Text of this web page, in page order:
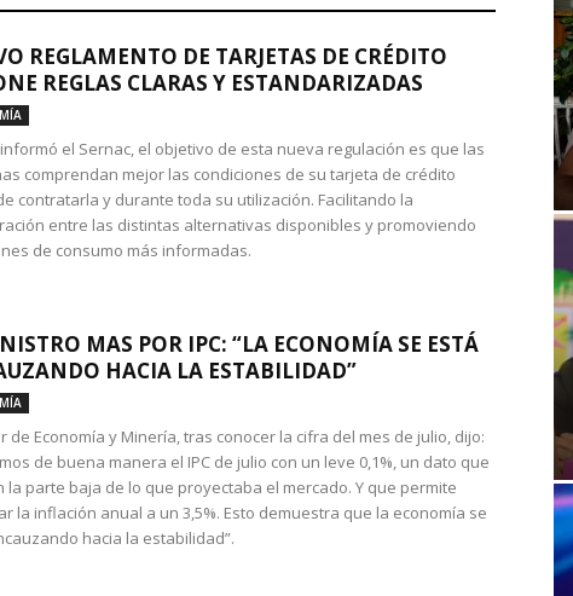
REGLAMENTO DE TARJETAS DE CRÉDITO
REGLAS CLARAS Y ESTANDARIZADAS
el Sernac, el objetivo de esta nueva regulación es que las
comprendan mejor las condiciones de su tarjeta de crédito
contratarla y durante toda su utilización. Facilitando la
entre las distintas alternativas disponibles y promoviendo
de consumo más informadas.
MAS POR IPC: “LA ECONOMÍA SE ESTÁ
HACIA LA ESTABILIDAD”
de Economía y Minería, tras conocer la cifra del mes de julio, dijo:
de buena manera el IPC de julio con un leve 0,1%, un dato que
la parte baja de lo que proyectaba el mercado. Y que permite
la inflación anual a un 3,5%. Esto demuestra que la economía se
hacia la estabilidad”.